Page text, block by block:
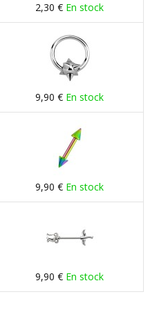
2,30 € En stock
9,90 € En stock
9,90 € En stock
9,90 € En stock